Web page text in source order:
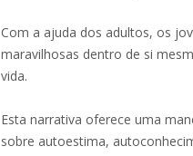
Com a ajuda dos adultos, os
maravilhosas dentro de si
vida.
Esta narrativa oferece uma
sobre autoestima,